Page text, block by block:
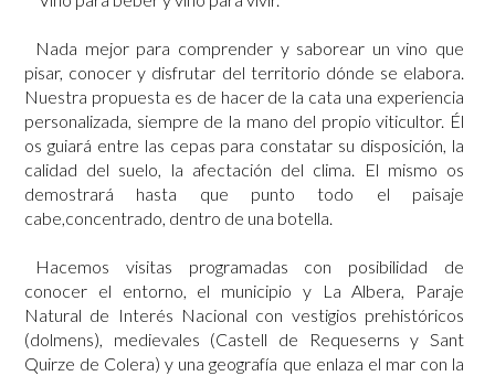
Nada mejor para comprender y saborear un vino que
pisar, conocer y disfrutar del territorio dónde se elabora.
Nuestra propuesta es de hacer de la cata una experiencia
personalizada, siempre de la mano del propio viticultor. Él
os guiará entre las cepas para constatar su disposición, la
calidad del suelo, la afectación del clima. El mismo os
demostrará hasta que punto todo el paisaje
cabe,concentrado, dentro de una botella.
Hacemos visitas programadas con posibilidad de
conocer el entorno, el municipio y La Albera, Paraje
Natural de Interés Nacional con vestigios prehistóricos
(dolmens), medievales (Castell de Requeserns y Sant
Quirze de Colera) y una geografía que enlaza el mar con la